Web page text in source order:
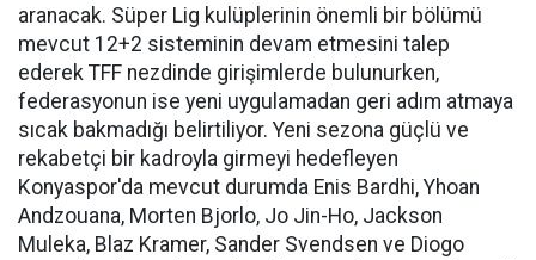
aranacak. Süper Lig kulüplerinin önemli bir bölümü
mevcut 12+2 sisteminin devam etmesini talep
ederek TFF nezdinde girişimlerde bulunurken,
federasyonun ise yeni uygulamadan geri adım atmaya
sıcak bakmadığı belirtiliyor. Yeni sezona güçlü ve
rekabetçi bir kadroyla girmeyi hedefleyen
Konyaspor'da mevcut durumda Enis Bardhi, Yhoan
Andzouana, Morten Bjorlo, Jo Jin-Ho, Jackson
Muleka, Blaz Kramer, Sander Svendsen ve Diogo